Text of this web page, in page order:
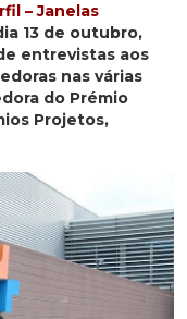
– Janelas
13 de outubro,
entrevistas aos
nas várias
do Prémio
Projetos,